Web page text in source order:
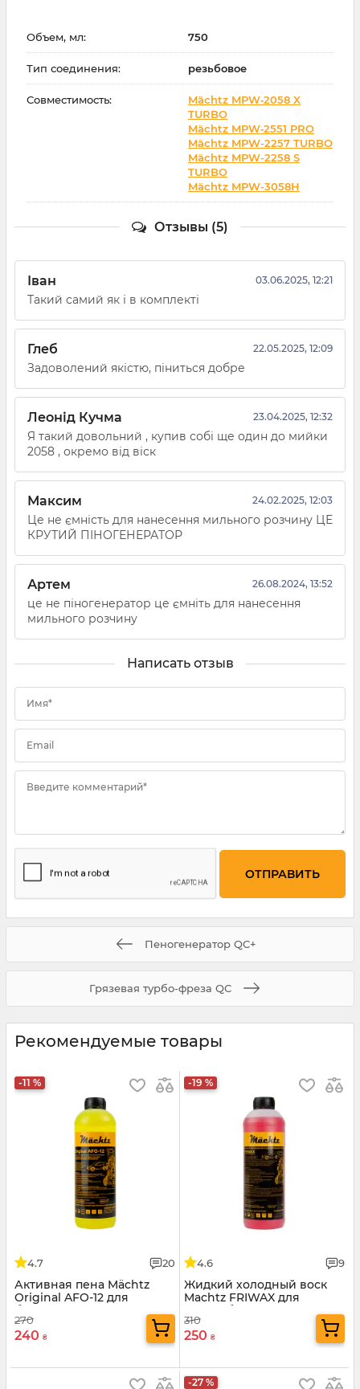
Объем, мл: 750
Тип соединения: резьбовое
Совместимость:
Mächtz MPW‑2058 X
TURBO
Mächtz MPW‑2551 PRO
Mächtz MPW-2257 TURBO
Mächtz MPW-2258 S
TURBO
Mächtz MPW-3058H
Отзывы (5)
Іван 03.06.2025, 12:21
Такий самий як і в комплекті
Глеб 22.05.2025, 12:09
Задоволений якістю, піниться добре
Леонід Кучма 23.04.2025, 12:32
Я такий довольний , купив собі ще один до мийки
2058 , окремо від віск
Максим 24.02.2025, 12:03
Це не ємність для нанесення мильного розчину ЦЕ
КРУТИЙ ПІНОГЕНЕРАТОР
Артем 26.08.2024, 13:52
це не піногенератор це ємніть для нанесення
мильного розчину
Написать отзыв
Имя*
Email
Введите комментарий*
Пеногенератор QC+
Грязевая турбо-фреза QC
Рекомендуемые товары
-11 %
4.7 20
Активная пена Mächtz
Original AFO-12 для
безконтактной мойки
авто
270
240 ₴
-19 %
4.6 9
Жидкий холодный воск
Machtz FRIWAX для
автомобиля
310
250 ₴
-27 %